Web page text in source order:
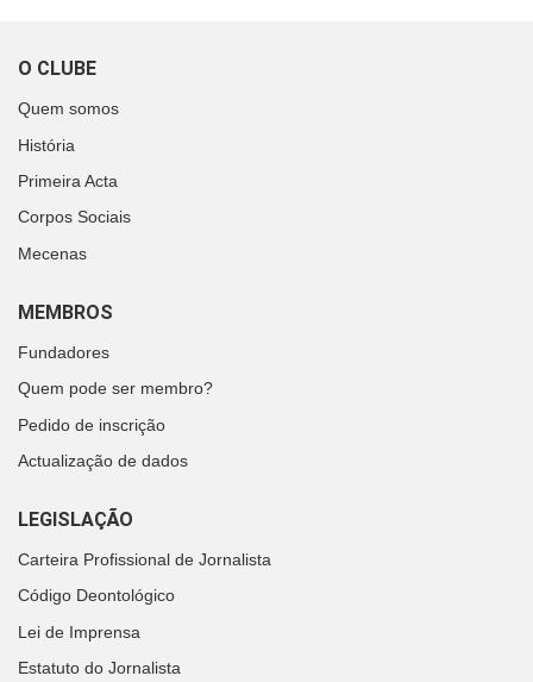
O CLUBE
Quem somos
História
Primeira Acta
Corpos Sociais
Mecenas
MEMBROS
Fundadores
Quem pode ser membro?
Pedido de inscrição
Actualização de dados
LEGISLAÇÃO
Carteira Profissional de Jornalista
Código Deontológico
Lei de Imprensa
Estatuto do Jornalista